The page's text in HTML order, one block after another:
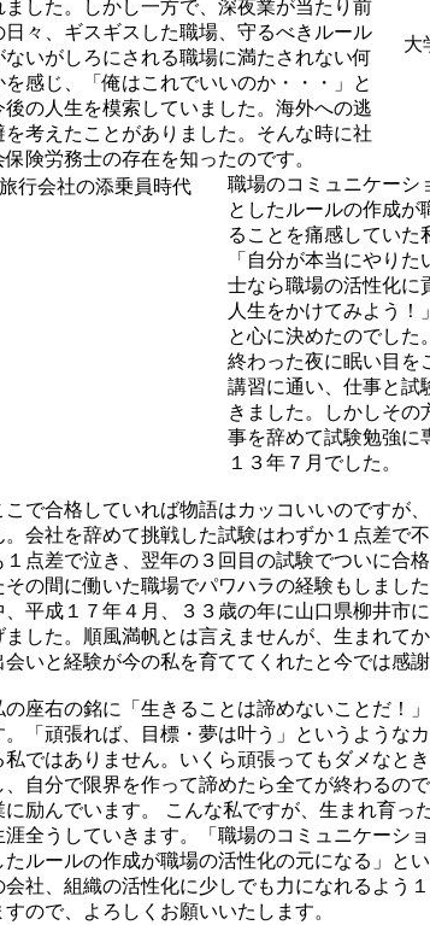
ました。しかし一方で、深夜業が当たり前
日々、ギスギスした職場、守るべきルール
ないがしろにされる職場に満たされない何
を感じ、「俺はこれでいいのか・・・」と
後の人生を模索していました。海外への逃
を考えたことがありました。そんな時に社
保険労務士の存在を知ったのです。
大
旅行会社の添乗員時代
職場のコミュニケーシ
としたルールの作成が
ることを痛感していた
「自分が本当にやり
士なら職場の活性化に
人生をかけてみよう！
と心に決めたのでした
終わった夜に眠い目を
講習に通い、仕事と試
きました。しかしその
事を辞めて試験勉強に
１３年７月でした。
こで合格していれば物語はカッコいいのですが
。会社を辞めて挑戦した試験はわずか１点差で
１点差で泣き、翌年の３回目の試験でついに合
その間に働いた職場でパワハラの経験もしまし
、平成１７年４月、３３歳の年に山口県柳井市
ました。順風満帆とは言えませんが、生まれて
会いと経験が今の私を育ててくれたと今では感謝
の座右の銘に「生きることは諦めないことだ！
。「頑張れば、目標・夢は叶う」というような
私ではありません。いくら頑張ってもダメなと
、自分で限界を作って諦めたら全てが終わるの
でいます。 こんな私ですが、生まれ育った山口県で社労士業を
涯全うしていきます。「職場のコミュニケーシ
たルールの作成が職場の活性化の元になる」と
会社、組織の活性化に少しでも力になれるよう
すので、よろしくお願いいたします。